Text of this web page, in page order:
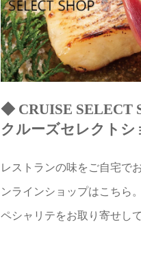
◆ CRUISE SELECT
クルーズセレクトシ
レストランの味をご自宅で
ンラインショップはこちら
ペシャリテをお取り寄せし